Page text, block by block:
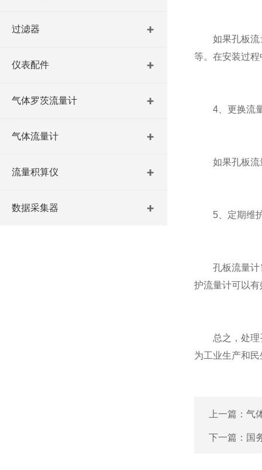
过滤器
仪表配件
气体罗茨流量计
气体流量计
流量积算仪
数据采集器
如果孔板流量
等。在安装过
4、更换流量
如果孔板流量
5、定期维
孔板流量计需
护流量计可以
总之，处理孔
为工业生产和
上一篇： 气
下一篇： 国